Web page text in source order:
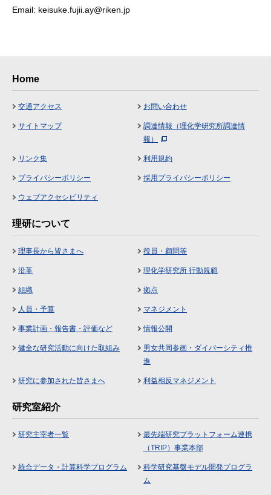
Email: keisuke.fujii.ay@riken.jp
Home
交通アクセス お問い合わせ
サイトマップ
調達情報（理化学研究所調達情
報）
リンク集 利用規約
プライバシーポリシー 採用プライバシーポリシー
ウェブアクセシビリティ
理研について
理事長から皆さまへ 役員・顧問等
沿革 理化学研究所 行動規範
組織 拠点
人員・予算 マネジメント
事業計画・報告書・評価など 情報公開
健全な研究活動に向けた取組み
男女共同参画・ダイバーシティ推
進
研究に参加された皆さまへ 利益相反マネジメント
研究室紹介
研究主宰者一覧
最先端研究プラットフォーム連携
（TRIP）事業本部
統合データ・計算科学プログラム
科学研究基盤モデル開発プログラ
ム